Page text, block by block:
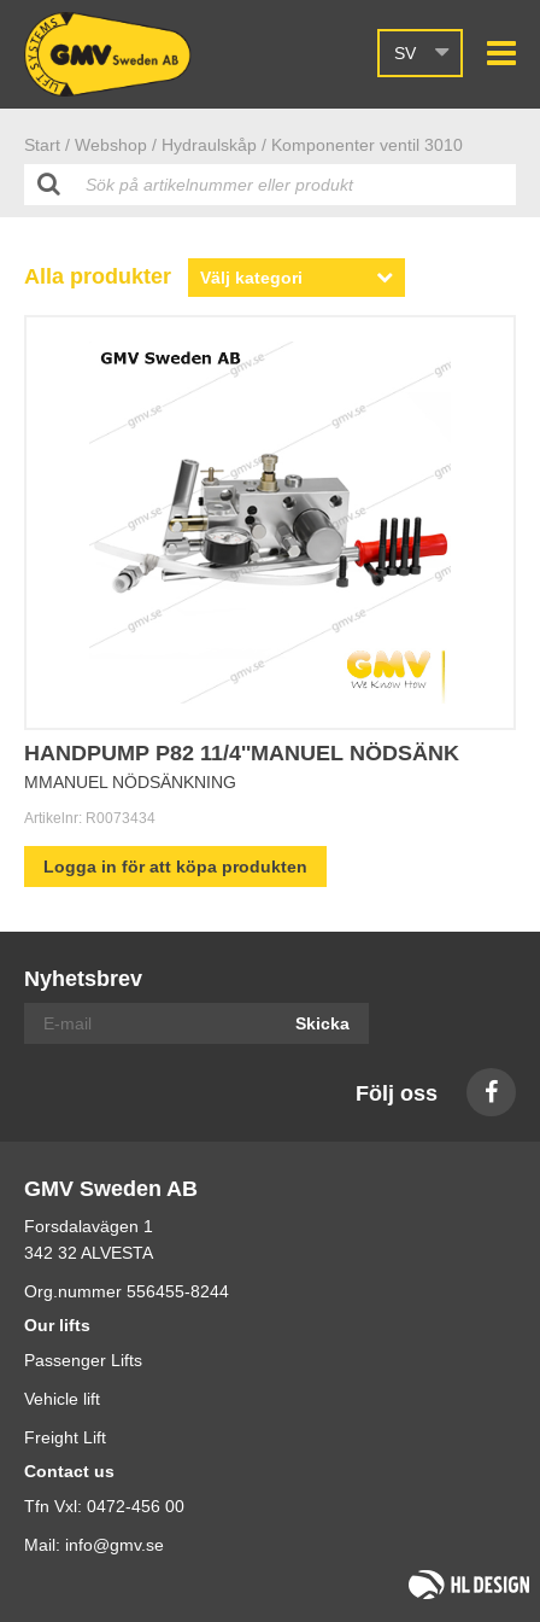
SV
Start / Webshop / Hydraulskåp / Komponenter ventil 3010
Alla produkter
HANDPUMP P82 11/4''MANUEL NÖDSÄNK
MMANUEL NÖDSÄNKNING
Artikelnr: R0073434
Logga in för att köpa produkten
Nyhetsbrev
Skicka
Följ oss
GMV Sweden AB
Forsdalavägen 1
342 32 ALVESTA
Org.nummer 556455-8244
Our lifts
Passenger Lifts
Vehicle lift
Freight Lift
Contact us
Tfn Vxl: 0472-456 00
Mail: info@gmv.se